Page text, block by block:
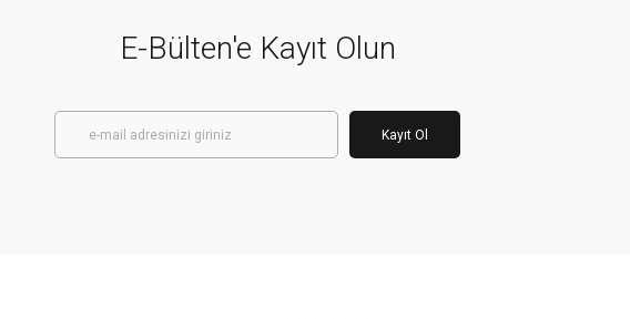
E-Bülten'e Kayıt Olun
Kayıt Ol